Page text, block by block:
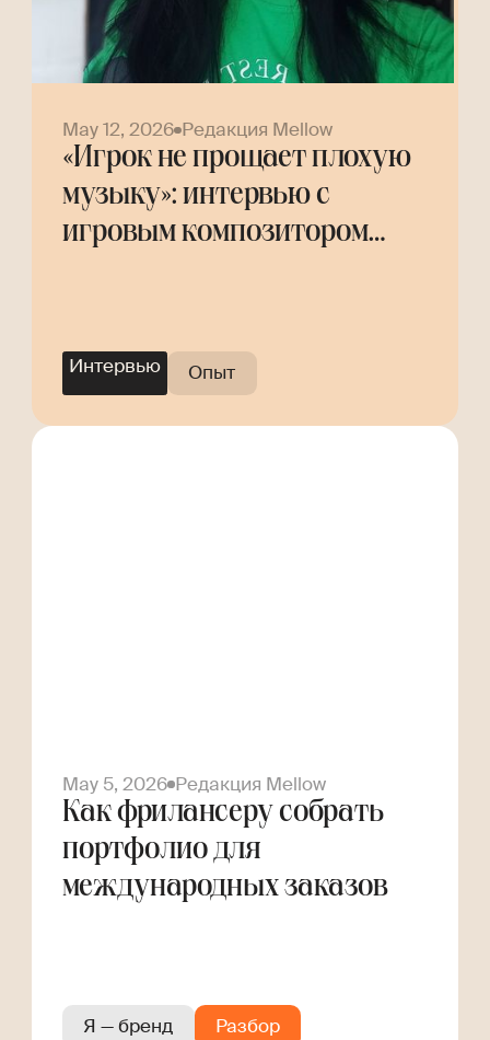
May 12, 2026 Редакция Mellow
«Игрок не прощает плохую
музыку»: интервью с
игровым композитором
Интервью Опыт
May 5, 2026 Редакция Mellow
Как фрилансеру собрать
портфолио для
международных заказов
Я — бренд Разбор